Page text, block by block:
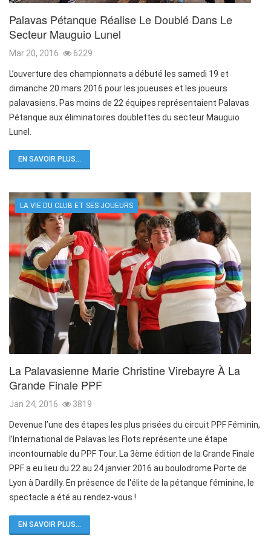
Palavas Pétanque Réalise Le Doublé Dans Le
Secteur Mauguio Lunel
Mar 20, 2016 6229
L’ouverture des championnats a débuté les samedi 19 et
dimanche 20 mars 2016 pour les joueuses et les joueurs
palavasiens. Pas moins de 22 équipes représentaient Palavas
Pétanque aux éliminatoires doublettes du secteur Mauguio
Lunel.
EN SAVOIR PLUS...
LA VIE DU CLUB ET SES JOUEURS
La Palavasienne Marie Christine Virebayre À La
Grande Finale PPF
Jan 24, 2016 3819
Devenue l’une des étapes les plus prisées du circuit PPF Féminin,
l’International de Palavas les Flots représente une étape
incontournable du PPF Tour. La 3ème édition de la Grande Finale
PPF a eu lieu du 22 au 24 janvier 2016 au boulodrome Porte de
Lyon à Dardilly. En présence de l'élite de la pétanque féminine, le
spectacle a été au rendez-vous !
EN SAVOIR PLUS...